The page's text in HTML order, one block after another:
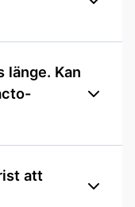
länge. Kan
att